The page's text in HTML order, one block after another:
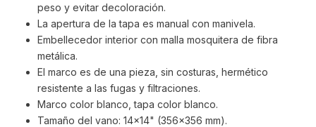
peso y evitar decoloración.
La apertura de la tapa es manual con manivela.
Embellecedor interior con malla mosquitera de fibra
metálica.
El marco es de una pieza, sin costuras, hermético
resistente a las fugas y filtraciones.
Marco color blanco, tapa color blanco.
Tamaño del vano: 14x14" (356x356 mm).